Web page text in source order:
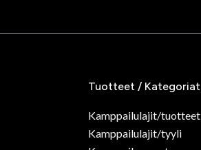
Tuotteet / Kategoriat
Kamppailulajit/tuotteet
Kamppailulajit/tyyli